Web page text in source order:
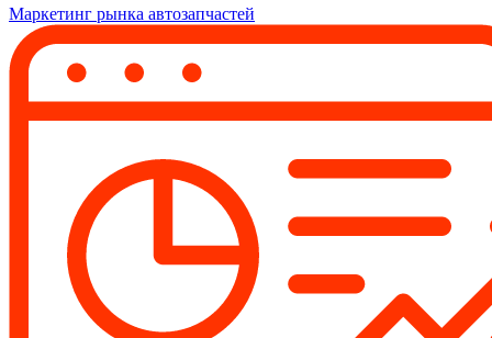
Маркетинг рынка автозапчастей